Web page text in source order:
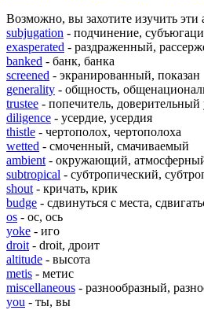
Возможно, вы захотите изучить эти
subjugation - подчинение,
exasperated - раздраженный,
banked - банк, банка
screened - экранированный, показан
generality - общность,
trustee - попечитель,
diligence - усердие, усердия
thistle - чертополох, чертополоха
wetted - смоченный, смачиваемый
ambient - окружающий,
subtropical - субтропический,
shout - кричать, крик
budge - сдвинуться с места,
os - ос, ось
yoke - иго
droit - droit, дроит
altitude - высота
metis - метис
miscellaneous - разнообразный,
you - ты, вы